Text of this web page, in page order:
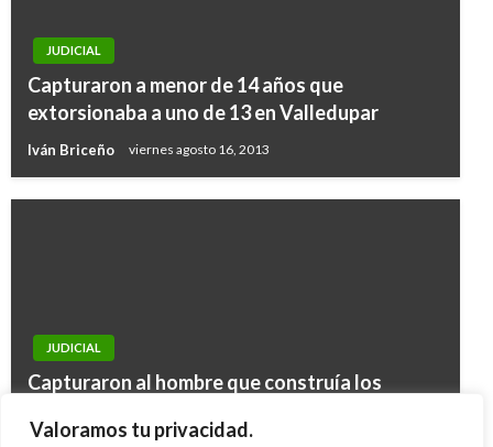
Valoramos tu privacidad.
JUDICIAL
Capturaron a menor de 14 años que
extorsionaba a uno de 13 en Valledupar
Iván Briceño viernes agosto 16, 2013
JUDICIAL
Capturaron al hombre que construía los
muerte de su compañero
JUDICIAL
Antioquia: reportan cuatro militares muertos